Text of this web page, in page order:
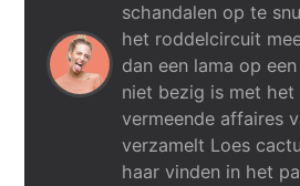
schandalen op te
het roddelcircuit
dan een lama op
niet bezig is met
vermeende affaires
verzamelt Loes
haar vinden in het